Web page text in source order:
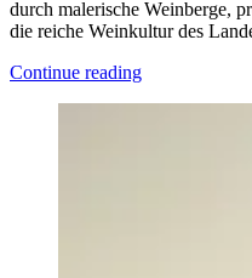
durch malerische Weinberge,
die reiche Weinkultur des
Continue reading